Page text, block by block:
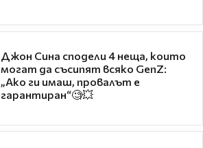
Джон Сина сподели 4 неща, които
могат да съсипят всяко GenZ:
„Ако ги имаш, провалът е
гарантиран“🧐💥